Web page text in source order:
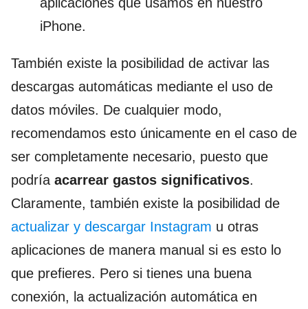
iPhone.
También existe la posibilidad de activar las
descargas automáticas mediante el uso de
datos móviles. De cualquier modo,
recomendamos esto únicamente en el caso de
ser completamente necesario, puesto que
podría acarrear gastos significativos.
Claramente, también existe la posibilidad de
actualizar y descargar Instagram u otras
aplicaciones de manera manual si es esto lo
que prefieres. Pero si tienes una buena
conexión, la actualización automática en